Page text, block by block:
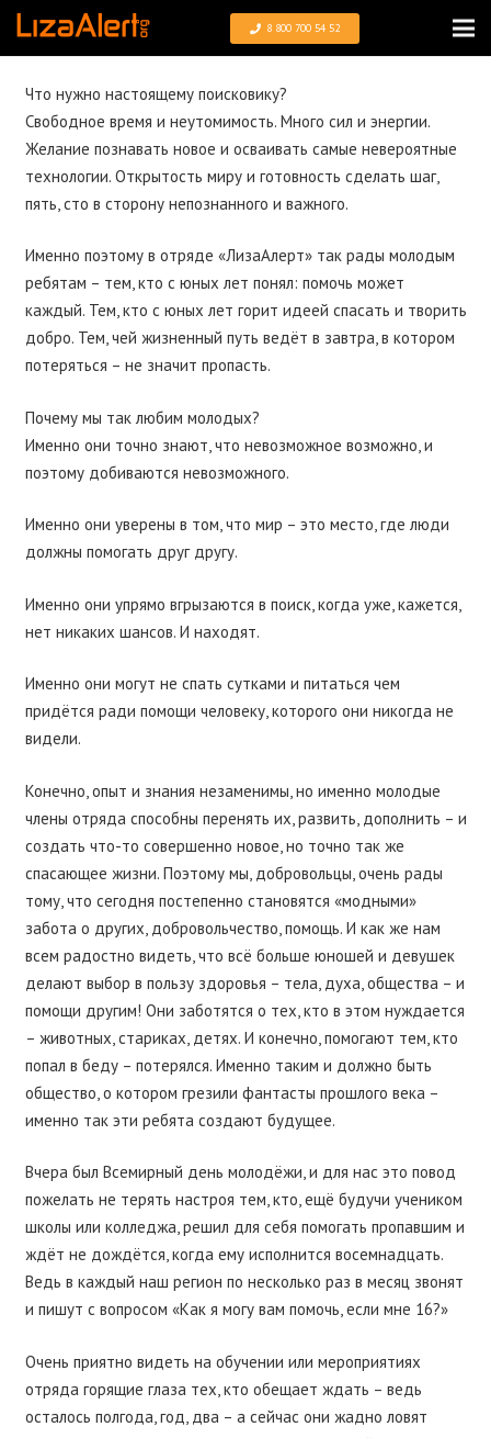
8 800 700 54 52
Что нужно настоящему поисковику?
Свободное время и неутомимость. Много сил и энергии.
Желание познавать новое и осваивать самые невероятные
технологии. Открытость миру и готовность сделать шаг,
пять, сто в сторону непознанного и важного.
Именно поэтому в отряде «ЛизаАлерт» так рады молодым
ребятам – тем, кто с юных лет понял: помочь может
каждый. Тем, кто с юных лет горит идеей спасать и творить
добро. Тем, чей жизненный путь ведёт в завтра, в котором
потеряться – не значит пропасть.
Почему мы так любим молодых?
Именно они точно знают, что невозможное возможно, и
поэтому добиваются невозможного.
Именно они уверены в том, что мир – это место, где люди
должны помогать друг другу.
Именно они упрямо вгрызаются в поиск, когда уже, кажется,
нет никаких шансов. И находят.
Именно они могут не спать сутками и питаться чем
придëтся ради помощи человеку, которого они никогда не
видели.
Конечно, опыт и знания незаменимы, но именно молодые
члены отряда способны перенять их, развить, дополнить – и
создать что-то совершенно новое, но точно так же
спасающее жизни. Поэтому мы, добровольцы, очень рады
тому, что сегодня постепенно становятся «модными»
забота о других, добровольчество, помощь. И как же нам
всем радостно видеть, что всё больше юношей и девушек
делают выбор в пользу здоровья – тела, духа, общества – и
помощи другим! Они заботятся о тех, кто в этом нуждается
– животных, стариках, детях. И конечно, помогают тем, кто
попал в беду – потерялся. Именно таким и должно быть
общество, о котором грезили фантасты прошлого века –
именно так эти ребята создают будущее.
Вчера был Всемирный день молодёжи, и для нас это повод
пожелать не терять настроя тем, кто, ещё будучи учеником
школы или колледжа, решил для себя помогать пропавшим и
ждёт не дождётся, когда ему исполнится восемнадцать.
Ведь в каждый наш регион по несколько раз в месяц звонят
и пишут с вопросом «Как я могу вам помочь, если мне 16?»
Очень приятно видеть на обучении или мероприятиях
отряда горящие глаза тех, кто обещает ждать – ведь
осталось полгода, год, два – а сейчас они жадно ловят